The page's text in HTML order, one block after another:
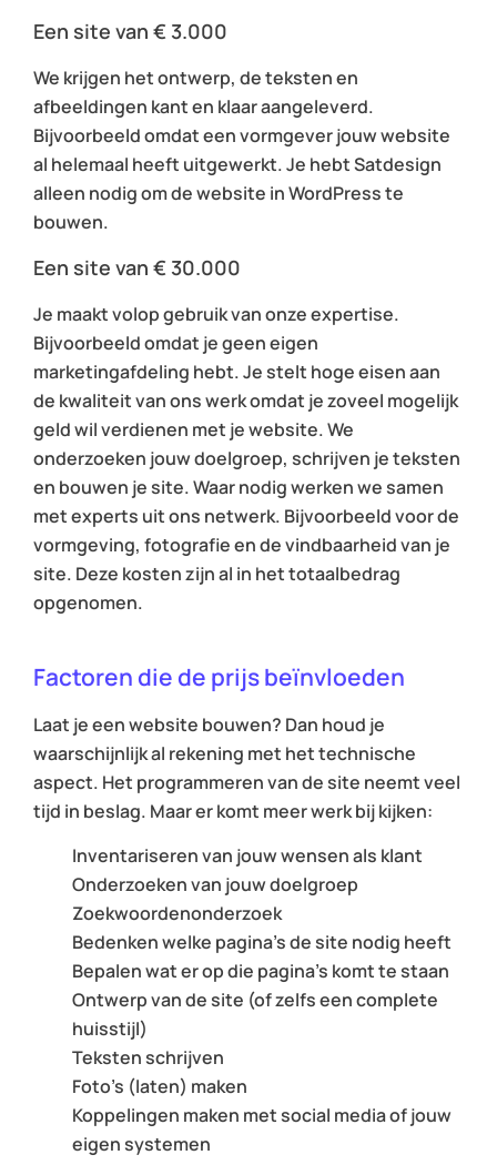
Een site van € 3.000
We krijgen het ontwerp, de teksten en
afbeeldingen kant en klaar aangeleverd.
Bijvoorbeeld omdat een vormgever jouw website
al helemaal heeft uitgewerkt. Je hebt Satdesign
alleen nodig om de website in WordPress te
bouwen.
Een site van € 30.000
Je maakt volop gebruik van onze expertise.
Bijvoorbeeld omdat je geen eigen
marketingafdeling hebt. Je stelt hoge eisen aan
de kwaliteit van ons werk omdat je zoveel mogelijk
geld wil verdienen met je website. We
onderzoeken jouw doelgroep, schrijven je teksten
en bouwen je site. Waar nodig werken we samen
met experts uit ons netwerk. Bijvoorbeeld voor de
vormgeving, fotografie en de vindbaarheid van je
site. Deze kosten zijn al in het totaalbedrag
opgenomen.
Factoren die de prijs beïnvloeden
Laat je een website bouwen? Dan houd je
waarschijnlijk al rekening met het technische
aspect. Het programmeren van de site neemt veel
tijd in beslag. Maar er komt meer werk bij kijken:
Inventariseren van jouw wensen als klant
Onderzoeken van jouw doelgroep
Zoekwoordenonderzoek
Bedenken welke pagina’s de site nodig heeft
Bepalen wat er op die pagina’s komt te staan
Ontwerp van de site (of zelfs een complete
huisstijl)
Teksten schrijven
Foto’s (laten) maken
Koppelingen maken met social media of jouw
eigen systemen